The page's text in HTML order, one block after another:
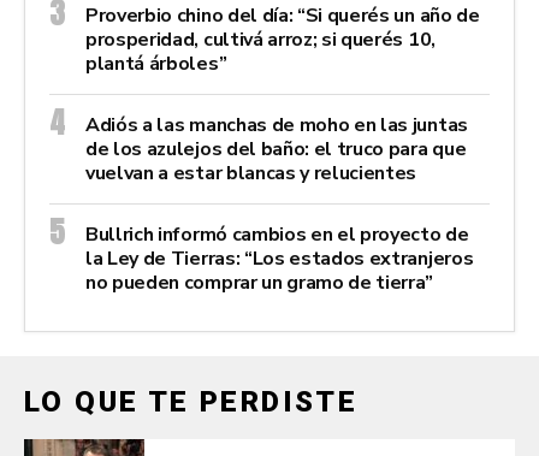
Proverbio chino del día: “Si querés un año de
prosperidad, cultivá arroz; si querés 10,
plantá árboles”
Adiós a las manchas de moho en las juntas
de los azulejos del baño: el truco para que
vuelvan a estar blancas y relucientes
Bullrich informó cambios en el proyecto de
la Ley de Tierras: “Los estados extranjeros
no pueden comprar un gramo de tierra”
LO QUE TE PERDISTE